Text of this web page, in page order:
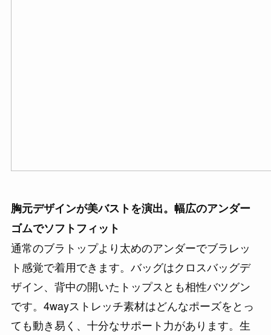
胸元デザインが美バストを演出。幅広のアンダー
ゴムでソフトフィット
通常のブラトップより太めのアンダーでブラレッ
ト感覚で着用できます。バッグはクロスバッグデ
ザイン、背中の開いたトップスとも相性バツグン
です。4wayストレッチ素材はどんなポーズをとっ
ても動き易く、十分なサポート力があります。生